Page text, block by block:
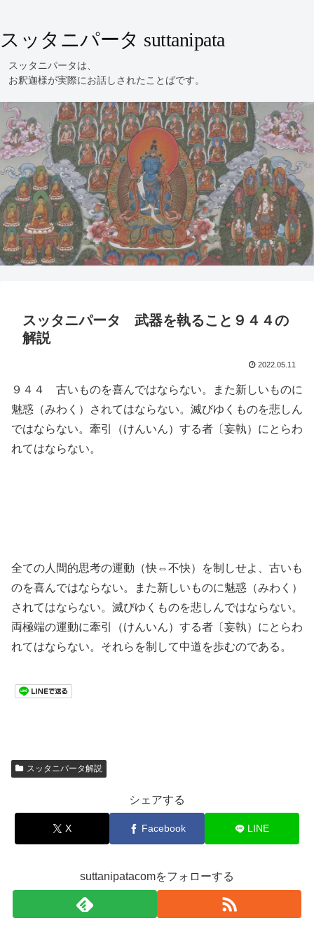
スッタニパータ suttanipata
スッタニパータ 武器を執ること９４４の
解説
2022.05.11
９４４ 古いものを喜んではならない。また新しいものに
魅惑（みわく）されてはならない。滅びゆくものを悲しん
ではならない。牽引（けんいん）する者〔妄執）にとらわ
れてはならない。
全ての人間的思考の運動（快⇔不快）を制しせよ、古いも
のを喜んではならない。また新しいものに魅惑（みわく）
されてはならない。滅びゆくものを悲しんではならない。
両極端の運動に牽引（けんいん）する者〔妄執）にとらわ
れてはならない。それらを制して中道を歩むのである。
スッタニパータ解説
シェアする
X Facebook LINE
suttanipatacomをフォローする